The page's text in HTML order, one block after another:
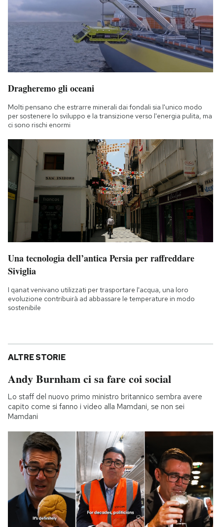
Dragheremo gli oceani
Molti pensano che estrarre minerali dai fondali sia l'unico modo
per sostenere lo sviluppo e la transizione verso l'energia pulita, ma
ci sono rischi enormi
Una tecnologia dell’antica Persia per raffreddare
Siviglia
I qanat venivano utilizzati per trasportare l'acqua, una loro
evoluzione contribuirà ad abbassare le temperature in modo
sostenibile
ALTRE STORIE
Andy Burnham ci sa fare coi social
Lo staff del nuovo primo ministro britannico sembra avere
capito come si fanno i video alla Mamdani, se non sei
Mamdani